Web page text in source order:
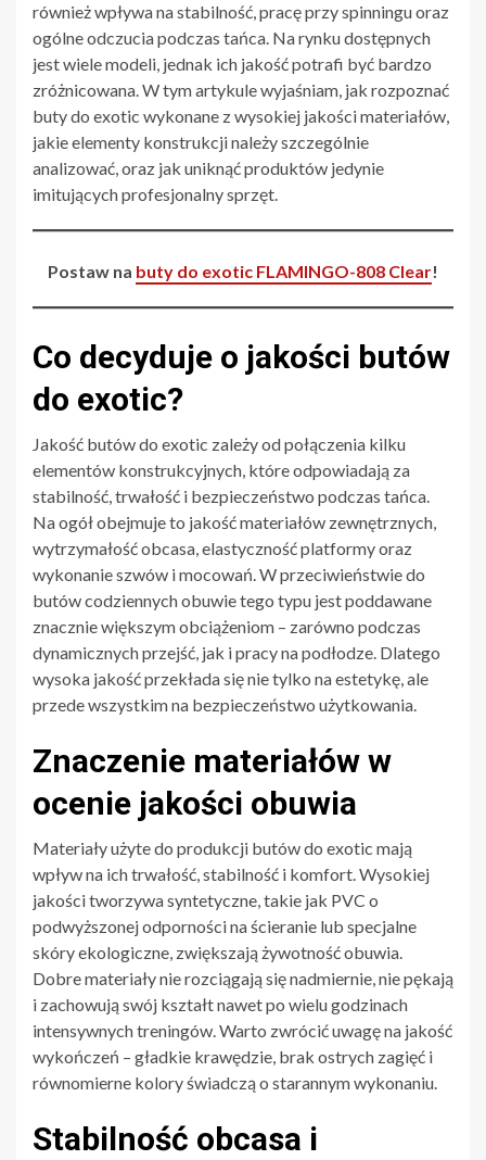
również wpływa na stabilność, pracę przy spinningu oraz
ogólne odczucia podczas tańca. Na rynku dostępnych
jest wiele modeli, jednak ich jakość potrafi być bardzo
zróżnicowana. W tym artykule wyjaśniam, jak rozpoznać
buty do exotic wykonane z wysokiej jakości materiałów,
jakie elementy konstrukcji należy szczególnie
analizować, oraz jak uniknąć produktów jedynie
imitujących profesjonalny sprzęt.
Postaw na buty do exotic FLAMINGO-808 Clear!
Co decyduje o jakości butów
do exotic?
Jakość butów do exotic zależy od połączenia kilku
elementów konstrukcyjnych, które odpowiadają za
stabilność, trwałość i bezpieczeństwo podczas tańca.
Na ogół obejmuje to jakość materiałów zewnętrznych,
wytrzymałość obcasa, elastyczność platformy oraz
wykonanie szwów i mocowań. W przeciwieństwie do
butów codziennych obuwie tego typu jest poddawane
znacznie większym obciążeniom – zarówno podczas
dynamicznych przejść, jak i pracy na podłodze. Dlatego
wysoka jakość przekłada się nie tylko na estetykę, ale
przede wszystkim na bezpieczeństwo użytkowania.
Znaczenie materiałów w
ocenie jakości obuwia
Materiały użyte do produkcji butów do exotic mają
wpływ na ich trwałość, stabilność i komfort. Wysokiej
jakości tworzywa syntetyczne, takie jak PVC o
podwyższonej odporności na ścieranie lub specjalne
skóry ekologiczne, zwiększają żywotność obuwia.
Dobre materiały nie rozciągają się nadmiernie, nie pękają
i zachowują swój kształt nawet po wielu godzinach
intensywnych treningów. Warto zwrócić uwagę na jakość
wykończeń – gładkie krawędzie, brak ostrych zagięć i
równomierne kolory świadczą o starannym wykonaniu.
Stabilność obcasa i